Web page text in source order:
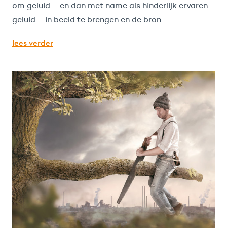
om geluid – en dan met name als hinderlijk ervaren
geluid – in beeld te brengen en de bron...
lees verder